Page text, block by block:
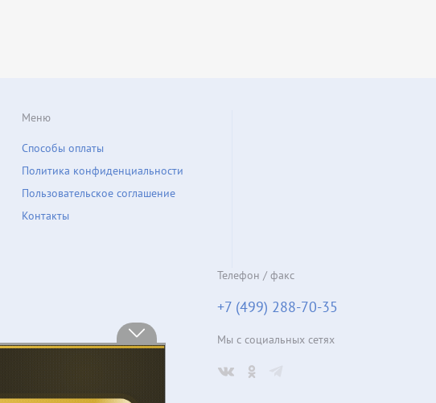
Меню
Способы оплаты
Политика конфиденциальности
Пользовательское соглашение
Контакты
Телефон / факс
+7 (499) 288-70-35
Мы с социальных сетях